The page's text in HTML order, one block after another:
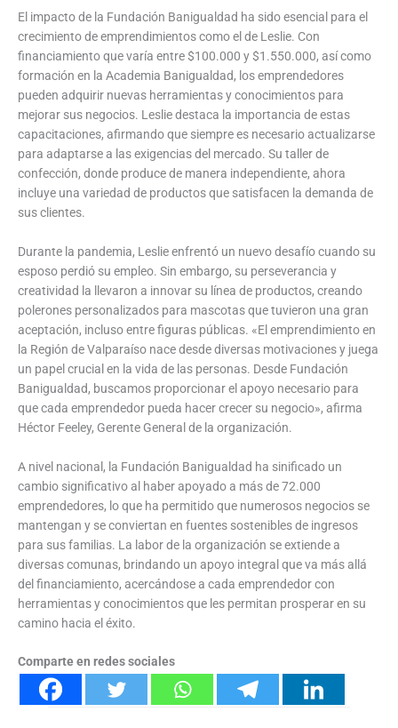
El impacto de la Fundación Banigualdad ha sido esencial para el
crecimiento de emprendimientos como el de Leslie. Con
financiamiento que varía entre $100.000 y $1.550.000, así como
formación en la Academia Banigualdad, los emprendedores
pueden adquirir nuevas herramientas y conocimientos para
mejorar sus negocios. Leslie destaca la importancia de estas
capacitaciones, afirmando que siempre es necesario actualizarse
para adaptarse a las exigencias del mercado. Su taller de
confección, donde produce de manera independiente, ahora
incluye una variedad de productos que satisfacen la demanda de
sus clientes.
Durante la pandemia, Leslie enfrentó un nuevo desafío cuando su
esposo perdió su empleo. Sin embargo, su perseverancia y
creatividad la llevaron a innovar su línea de productos, creando
polerones personalizados para mascotas que tuvieron una gran
aceptación, incluso entre figuras públicas. «El emprendimiento en
la Región de Valparaíso nace desde diversas motivaciones y juega
un papel crucial en la vida de las personas. Desde Fundación
Banigualdad, buscamos proporcionar el apoyo necesario para
que cada emprendedor pueda hacer crecer su negocio», afirma
Héctor Feeley, Gerente General de la organización.
A nivel nacional, la Fundación Banigualdad ha sinificado un
cambio significativo al haber apoyado a más de 72.000
emprendedores, lo que ha permitido que numerosos negocios se
mantengan y se conviertan en fuentes sostenibles de ingresos
para sus familias. La labor de la organización se extiende a
diversas comunas, brindando un apoyo integral que va más allá
del financiamiento, acercándose a cada emprendedor con
herramientas y conocimientos que les permitan prosperar en su
camino hacia el éxito.
Comparte en redes sociales